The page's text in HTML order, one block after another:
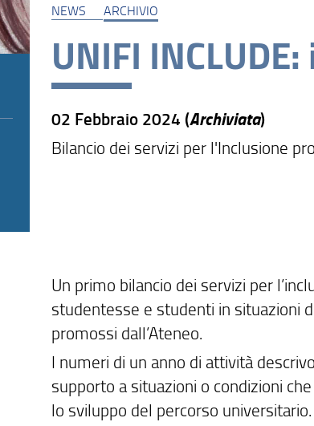
NEWS ARCHIVIO
UNIFI
02 Febbraio 2024 (Archiviata)
Bilancio dei servizi per l'Inclusione
Un primo bilancio dei servizi per
studentesse e studenti in situazioni
promossi dall’Ateneo.
I numeri di un anno di attività
supporto a situazioni o condizioni
lo sviluppo del percorso universitario.